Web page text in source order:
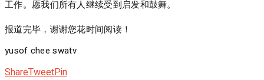
工作。愿我们所有人继续受到启发和鼓舞。
报道完毕，谢谢您花时间阅读！
yusof chee swatv
ShareTweetPin